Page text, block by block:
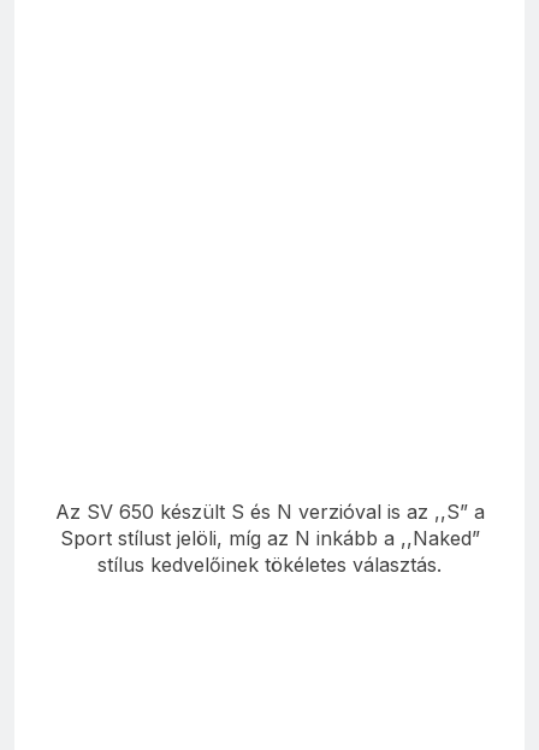
Az SV 650 készült S és N verzióval is az ,,S” a
Sport stílust jelöli, míg az N inkább a ,,Naked”
stílus kedvelőinek tökéletes választás.